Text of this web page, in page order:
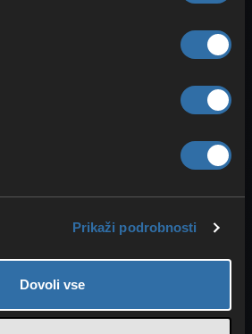
Prikaži podrobnosti
Dovoli vse
v Črnem
gozdu so številni zanimivi